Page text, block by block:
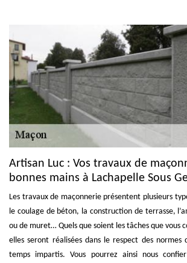
Artisan Luc : Vos travaux de
bonnes mains à Lachapelle Sous
Les travaux de maçonnerie présentent plusieurs
le coulage de béton, la construction de terrasse,
ou de muret… Quels que soient les tâches que vous
elles seront réalisées dans le respect des normes
temps impartis. Vous pourrez ainsi nous